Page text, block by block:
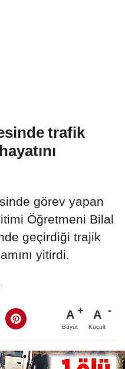
trafik
görev yapan
Öğretmeni Bilal
geçirdiği trajik
yitirdi.
A
Büyüt
A
Küçült